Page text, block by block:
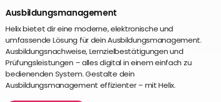
Ausbildungsmanagement
Helix bietet dir eine moderne, elektronische und
umfassende Lösung für dein Ausbildungsmanagement.
Ausbildungsnachweise, Lernzielbestätigungen und
Prüfungsleistungen – alles digital in einem einfach zu
bedienenden System. Gestalte dein
Ausbildungsmanagement effizienter – mit Helix.